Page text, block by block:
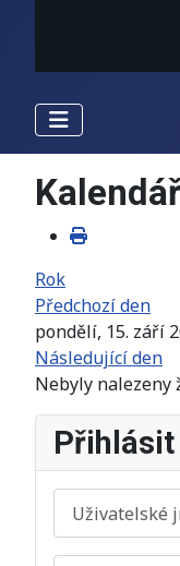
Rok
Předchozí den
pondělí, 15. září
Následující den
Nebyly nalezeny
Přihlásit
Uživatelské